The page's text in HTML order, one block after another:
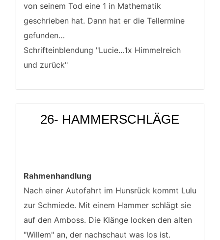
von seinem Tod eine 1 in Mathematik
geschrieben hat. Dann hat er die Tellermine
gefunden…
Schrifteinblendung "Lucie…1x Himmelreich
und zurück"
26- HAMMERSCHLÄGE
Rahmenhandlung
Nach einer Autofahrt im Hunsrück kommt Lulu
zur Schmiede. Mit einem Hammer schlägt sie
auf den Amboss. Die Klänge locken den alten
"Willem" an, der nachschaut was los ist.